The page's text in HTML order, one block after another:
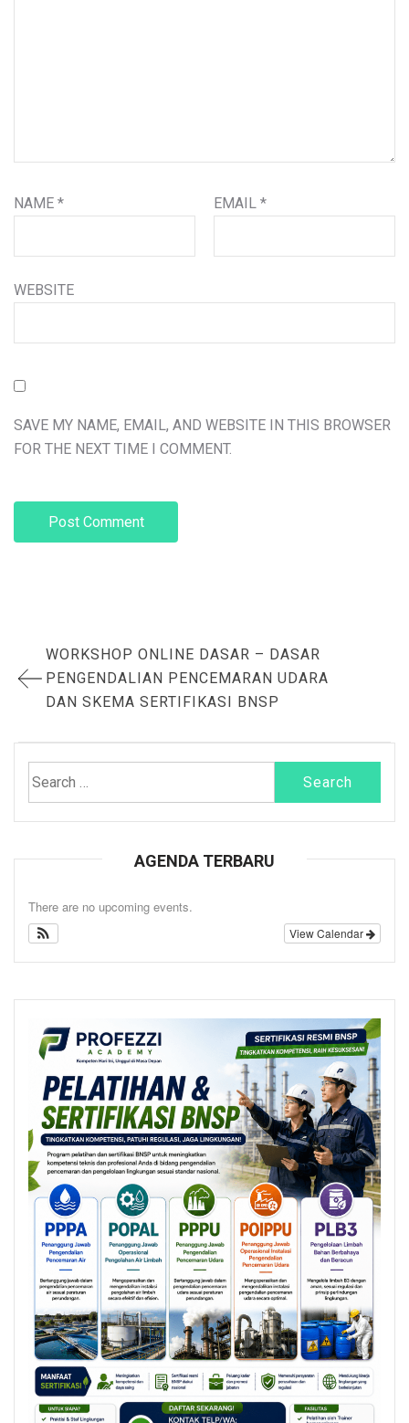
NAME * EMAIL *
WEBSITE
SAVE MY NAME, EMAIL, AND WEBSITE IN THIS BROWSER
FOR THE NEXT TIME I COMMENT.
navigation
WORKSHOP ONLINE DASAR – DASAR
PENGENDALIAN PENCEMARAN UDARA
DAN SKEMA SERTIFIKASI BNSP
Search
AGENDA TERBARU
There are no upcoming events.
View Calendar